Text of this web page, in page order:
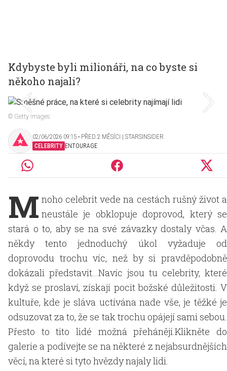
Kdybyste byli milionáři, na co byste si
někoho najali?
© Getty Images
02/06/2026 09:15 ‧ PŘED 2 MĚSÍCI | STARSINSIDER
CELEBRITY ENTOURAGE
M noho celebrit vede na cestách rušný život a
neustále je obklopuje doprovod, který se
stará o to, aby se na své závazky dostaly včas. A
někdy tento jednoduchý úkol vyžaduje od
doprovodu trochu víc, než by si pravděpodobně
dokázali představit...Navíc jsou tu celebrity, které
když se proslaví, získají pocit božské důležitosti. V
kultuře, kde je sláva uctívána nade vše, je těžké je
odsuzovat za to, že se tak trochu opájejí sami sebou.
Přesto to tito lidé možná přehánějí.Klikněte do
galerie a podívejte se na některé z nejabsurdnějších
věcí, na které si tyto hvězdy najaly lidi.